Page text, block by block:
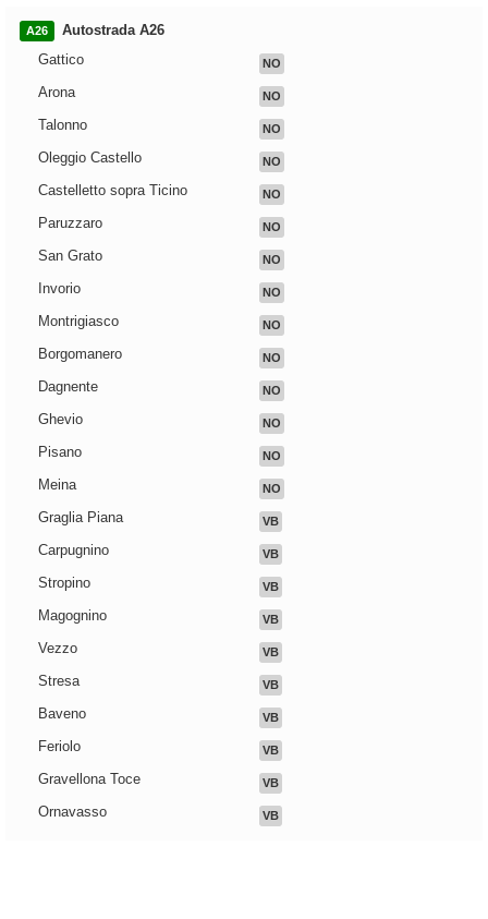
A26
Autostrada A26
Gattico
NO
Arona NO
Talonno NO
Oleggio Castello NO
Castelletto sopra Ticino NO
Paruzzaro NO
San Grato NO
Invorio NO
Montrigiasco NO
Borgomanero NO
Dagnente NO
Ghevio NO
Pisano NO
Meina NO
Graglia Piana VB
Carpugnino VB
Stropino VB
Magognino VB
Vezzo VB
Stresa VB
Baveno VB
Feriolo VB
Gravellona Toce VB
Ornavasso VB